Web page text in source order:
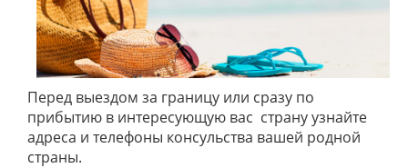
Перед выездом за границу или сразу по
прибытию в интересующую вас страну узнайте
адреса и телефоны консульства вашей родной
страны.